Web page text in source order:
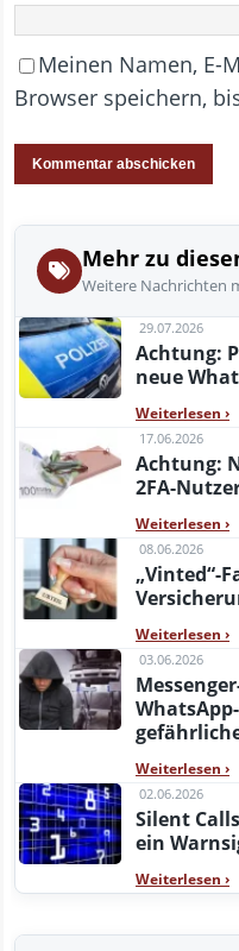
Meinen Namen, E-
Browser speichern,
Mehr zu
Weitere Nachrichten
29.07.2026
Achtung:
neue
Weiterlesen ›
17.06.2026
Achtung:
2FA-
Weiterlesen ›
08.06.2026
„Vinted“-
Weiterlesen ›
03.06.2026
Weiterlesen ›
02.06.2026
Silent
ein
Weiterlesen ›